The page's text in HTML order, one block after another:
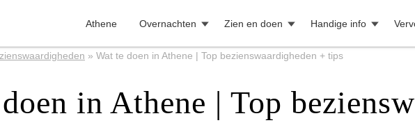
Athene Overnachten Zien en doen Handige info
» Wat te doen in Athene | Top bezienswaardigheden + tips
in Athene | Top